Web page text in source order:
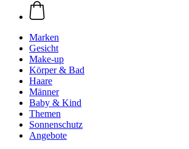
Marken
Gesicht
Make-up
Körper & Bad
Haare
Männer
Baby & Kind
Themen
Sonnenschutz
Angebote